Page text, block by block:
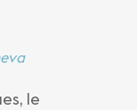
le